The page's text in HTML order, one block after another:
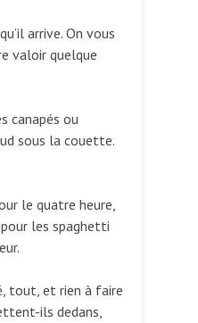
arrive. On vous
valoir quelque
canapés ou
sous la couette.
le quatre heure,
les spaghetti
tout, et rien à faire
ils dedans,